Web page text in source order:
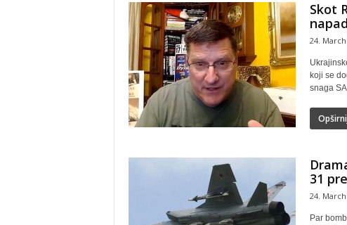
Skot
24. March
koji se
snaga
31
24. March
Par